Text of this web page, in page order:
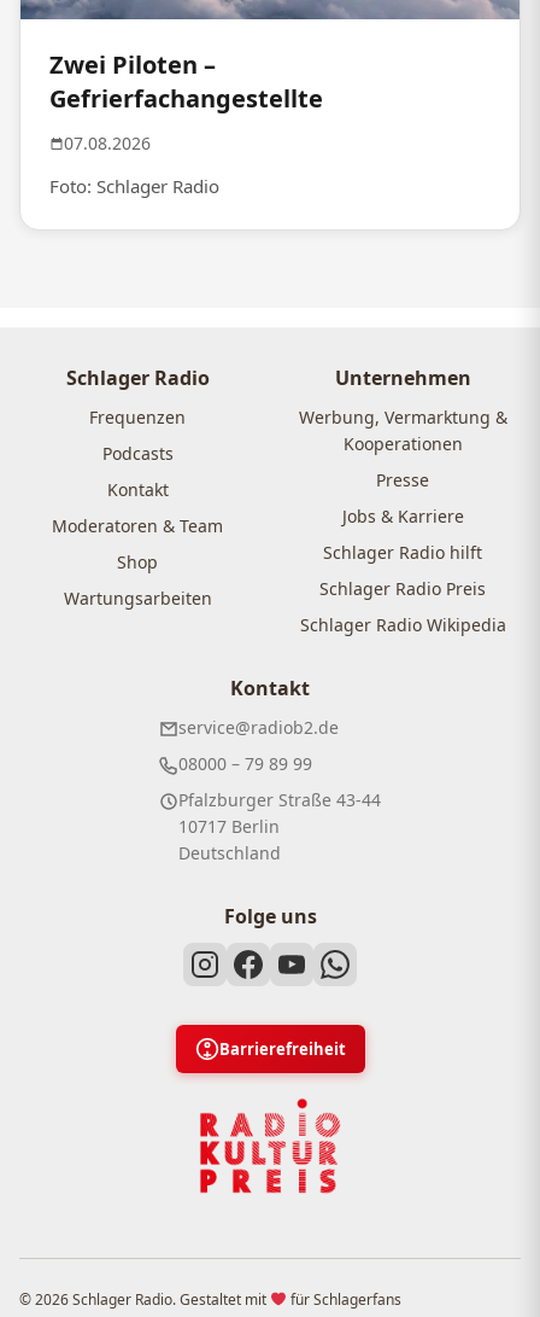
Zwei Piloten –
Gefrierfachangestellte
07.08.2026
Foto: Schlager Radio
Schlager Radio
Frequenzen
Podcasts
Kontakt
Moderatoren & Team
Shop
Wartungsarbeiten
Unternehmen
Werbung, Vermarktung &
Kooperationen
Presse
Jobs & Karriere
Schlager Radio hilft
Schlager Radio Preis
Schlager Radio Wikipedia
Kontakt
service@radiob2.de
08000 – 79 89 99
Pfalzburger Straße 43-44
10717 Berlin
Deutschland
Folge uns
Barrierefreiheit
© 2026 Schlager Radio. Gestaltet mit für Schlagerfans